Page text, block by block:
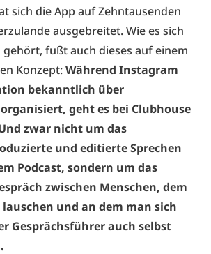
sich die App auf Zehntausenden
ausgebreitet. Wie es sich
fußt auch dieses auf einem
Konzept:Während Instagram
bekanntlich über
geht es bei Clubhouse
zwar nicht um das
und editierte Sprechen
Podcast, sondern um das
zwischen Menschen, dem
und an dem man sich
Gesprächsführer auch selbst